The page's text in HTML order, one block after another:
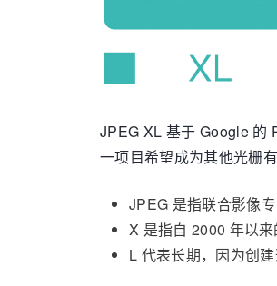
JPEG XL 基于 Google 的
一项目希望成为其他光栅
JPEG 是指联合影像
X 是指自 2000 年以
L 代表长期，因为创